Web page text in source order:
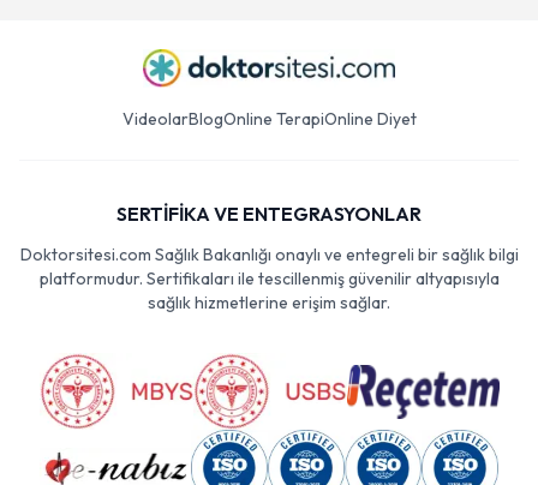
VideolarBlogOnline TerapiOnline Diyet
SERTİFİKA VE ENTEGRASYONLAR
Doktorsitesi.com Sağlık Bakanlığı onaylı ve entegreli bir sağlık bilgi
platformudur. Sertifikaları ile tescillenmiş güvenilir altyapısıyla
sağlık hizmetlerine erişim sağlar.